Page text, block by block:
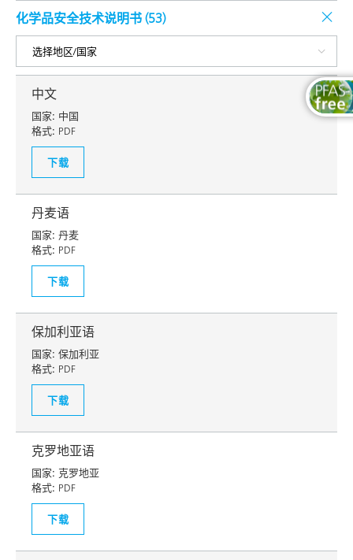
化学品安全技术说明书 (53)
中文
国家: 中国
格式: PDF
下载
丹麦语
国家: 丹麦
格式: PDF
下载
保加利亚语
国家: 保加利亚
格式: PDF
下载
克罗地亚语
国家: 克罗地亚
格式: PDF
下载